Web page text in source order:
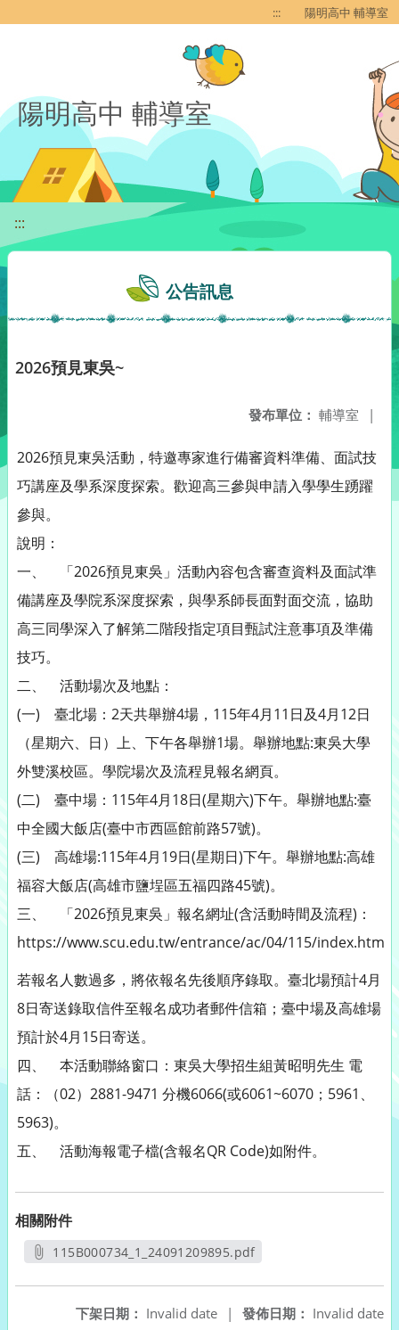
::: 陽明高中 輔導室
陽明高中 輔導室
:::
公告訊息
2026預見東吳~
發布單位： 輔導室 |
2026預見東吳活動，特邀專家進行備審資料準備、面試技
巧講座及學系深度探索。歡迎高三參與申請入學學生踴躍
參與。
說明：
一、 「2026預見東吳」活動內容包含審查資料及面試準
備講座及學院系深度探索，與學系師長面對面交流，協助
高三同學深入了解第二階段指定項目甄試注意事項及準備
技巧。
二、 活動場次及地點：
(一) 臺北場：2天共舉辦4場，115年4月11日及4月12日
（星期六、日）上、下午各舉辦1場。舉辦地點:東吳大學
外雙溪校區。學院場次及流程見報名網頁。
(二) 臺中場：115年4月18日(星期六)下午。舉辦地點:臺
中全國大飯店(臺中市西區館前路57號)。
(三) 高雄場:115年4月19日(星期日)下午。舉辦地點:高雄
福容大飯店(高雄市鹽埕區五福四路45號)。
三、 「2026預見東吳」報名網址(含活動時間及流程)：
https://www.scu.edu.tw/entrance/ac/04/115/index.html
若報名人數過多，將依報名先後順序錄取。臺北場預計4月
8日寄送錄取信件至報名成功者郵件信箱；臺中場及高雄場
預計於4月15日寄送。
四、 本活動聯絡窗口：東吳大學招生組黃昭明先生 電
話：（02）2881-9471 分機6066(或6061~6070；5961、
5963)。
五、 活動海報電子檔(含報名QR Code)如附件。
相關附件
115B000734_1_24091209895.pdf
發佈日期： Invalid date
下架日期： Invalid date
|